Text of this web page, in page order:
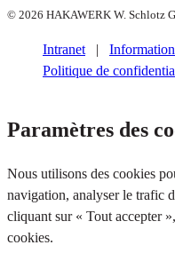
© 2026 HAKAWERK W. Schlotz
Intranet |
Politique de
Paramètres des
Nous utilisons des cookies
navigation, analyser le trafic
cliquant sur « Tout accepter
cookies.